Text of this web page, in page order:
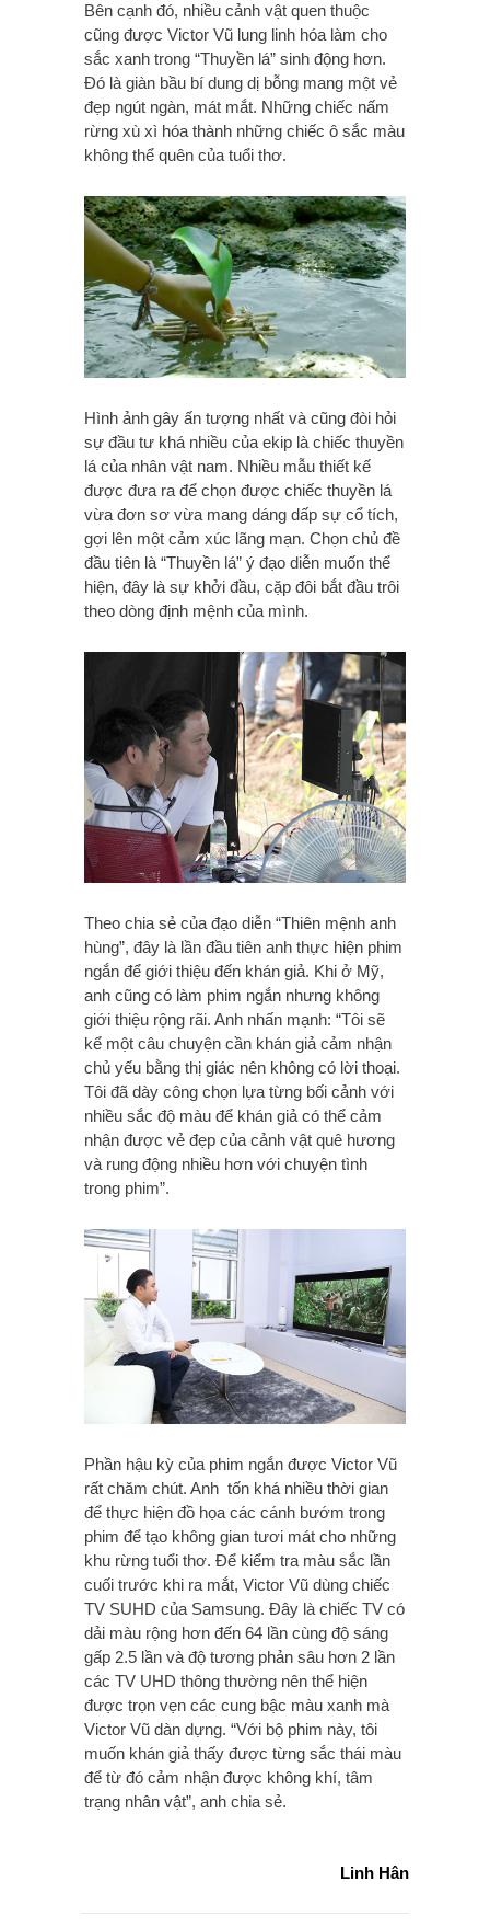
Bên cạnh đó, nhiều cảnh vật quen thuộc
cũng được Victor Vũ lung linh hóa làm cho
sắc xanh trong “Thuyền lá” sinh động hơn.
Đó là giàn bầu bí dung dị bỗng mang một vẻ
đẹp ngút ngàn, mát mắt. Những chiếc nấm
rừng xù xì hóa thành những chiếc ô sắc màu
không thể quên của tuổi thơ.
Hình ảnh gây ấn tượng nhất và cũng đòi hỏi
sự đầu tư khá nhiều của ekip là chiếc thuyền
lá của nhân vật nam. Nhiều mẫu thiết kế
được đưa ra để chọn được chiếc thuyền lá
vừa đơn sơ vừa mang dáng dấp sự cổ tích,
gợi lên một cảm xúc lãng mạn. Chọn chủ đề
đầu tiên là “Thuyền lá” ý đạo diễn muốn thể
hiện, đây là sự khởi đầu, cặp đôi bắt đầu trôi
theo dòng định mệnh của mình.
Theo chia sẻ của đạo diễn “Thiên mệnh anh
hùng”, đây là lần đầu tiên anh thực hiện phim
ngắn để giới thiệu đến khán giả. Khi ở Mỹ,
anh cũng có làm phim ngắn nhưng không
giới thiệu rộng rãi. Anh nhấn mạnh: “Tôi sẽ
kể một câu chuyện cần khán giả cảm nhận
chủ yếu bằng thị giác nên không có lời thoại.
Tôi đã dày công chọn lựa từng bối cảnh với
nhiều sắc độ màu để khán giả có thể cảm
nhận được vẻ đẹp của cảnh vật quê hương
và rung động nhiều hơn với chuyện tình
trong phim”.
Phần hậu kỳ của phim ngắn được Victor Vũ
rất chăm chút. Anh tốn khá nhiều thời gian
để thực hiện đồ họa các cánh bướm trong
phim để tạo không gian tươi mát cho những
khu rừng tuổi thơ. Để kiểm tra màu sắc lần
cuối trước khi ra mắt, Victor Vũ dùng chiếc
TV SUHD của Samsung. Đây là chiếc TV có
dải màu rộng hơn đến 64 lần cùng độ sáng
gấp 2.5 lần và độ tương phản sâu hơn 2 lần
các TV UHD thông thường nên thể hiện
được trọn vẹn các cung bậc màu xanh mà
Victor Vũ dàn dựng. “Với bộ phim này, tôi
muốn khán giả thấy được từng sắc thái màu
để từ đó cảm nhận được không khí, tâm
trạng nhân vật”, anh chia sẻ.
Linh Hân